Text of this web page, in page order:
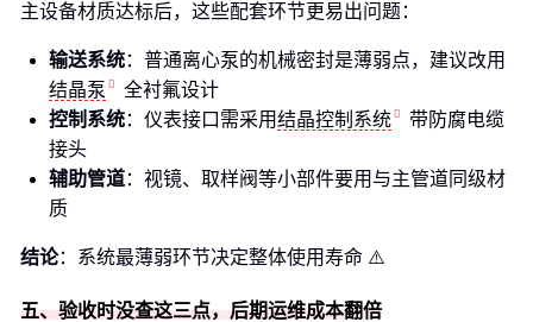
主设备材质达标后，这些配套环节更易出问题：
输送系统：普通离心泵的机械密封是薄弱点，建议改用
结晶泵
全衬氟设计
控制系统：仪表接口需采用结晶控制系统
带防腐电缆
接头
辅助管道：视镜、取样阀等小部件要用与主管道同级材
质
结论：系统最薄弱环节决定整体使用寿命 ⚠️
五、验收时没查这三点，后期运维成本翻倍